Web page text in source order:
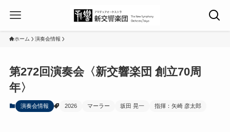
ホーム 演奏会情報
第272回演奏会〈新交響楽団 創立70周
年〉
演奏会情報 2026 マーラー 坂田 晃一 指揮：矢崎 彦太郎